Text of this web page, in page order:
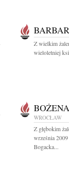
Z wielkim
wieloletniej
WROCŁAW
Z głębokim
września
Bogacka...